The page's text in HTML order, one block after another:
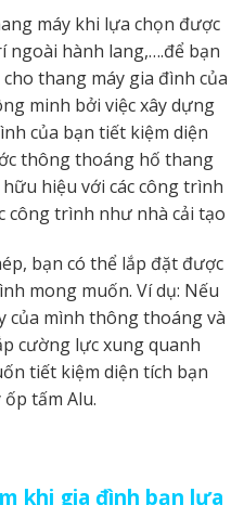
máy khi lựa chọn được
ngoài hành lang,….để bạn
thang máy gia đình của
minh bởi việc xây dựng
của bạn tiết kiệm diện
thông thoáng hố thang
hiệu với các công trình
công trình như nhà cải tạo
bạn có thể lắp đặt được
mong muốn. Ví dụ: Nếu
của mình thông thoáng và
cường lực xung quanh
tiết kiệm diện tích bạn
tấm Alu.
khi gia đình bạn lựa